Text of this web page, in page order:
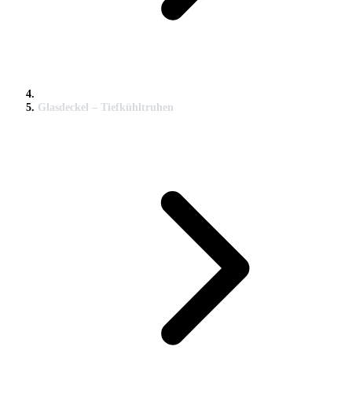
Glasdeckel – Tiefkühltruhen